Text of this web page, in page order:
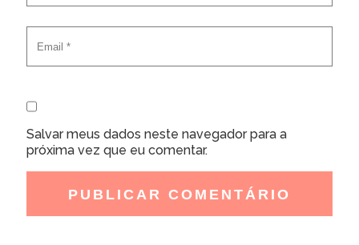
Salvar meus dados neste navegador para a
próxima vez que eu comentar.